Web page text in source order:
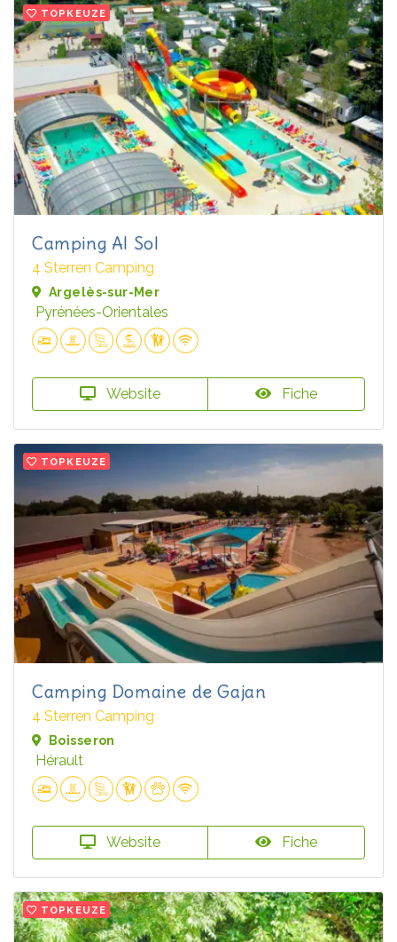
TOPKEUZE
Camping Al Sol
4 Sterren Camping
Argelès-sur-Mer
Pyrénées-Orientales
Website Fiche
TOPKEUZE
Camping Domaine de Gajan
4 Sterren Camping
Boisseron
Hérault
Website Fiche
TOPKEUZE